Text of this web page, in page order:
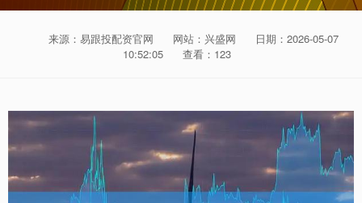
来源：易跟投配资官网 网站：兴盛网
日期：2026-05-07
10:52:05
查看：123